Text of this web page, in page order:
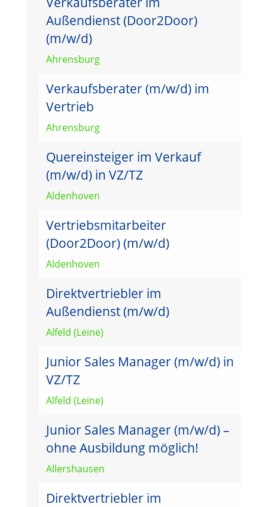
Außendienst (Door2Door)
(m/w/d)
Ahrensburg
Verkaufsberater (m/w/d) im
Vertrieb
Ahrensburg
Quereinsteiger im Verkauf
(m/w/d) in VZ/TZ
Aldenhoven
Vertriebsmitarbeiter
(Door2Door) (m/w/d)
Aldenhoven
Direktvertriebler im
Außendienst (m/w/d)
Alfeld (Leine)
Junior Sales Manager (m/w/d) in
VZ/TZ
Alfeld (Leine)
Junior Sales Manager (m/w/d) –
ohne Ausbildung möglich!
Allershausen
Direktvertriebler im